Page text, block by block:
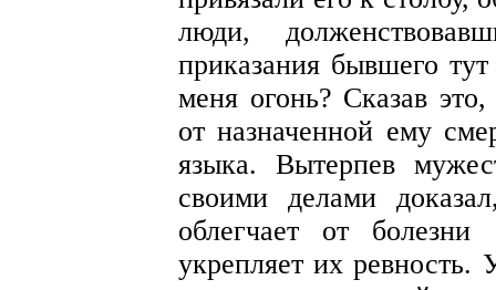
люди,
приказания бывшего
меня огонь? Сказав
от назначенной ему
языка. Вытерпев
своими делами
облегчает от
укрепляет их ревность.